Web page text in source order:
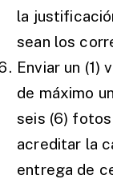
la
sean los
Enviar un (1)
de máximo
seis (6)
acreditar la
entrega de